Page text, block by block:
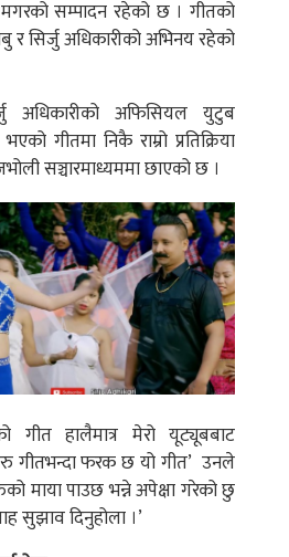
सम्पादन रहेको छ । गीतको
र सिर्जु अधिकारीको अभिनय रहेको
अधिकारीको अफिसियल युटुब
गीतमा निकै राम्रो प्रतिक्रिया
सञ्चारमाध्यममा छाएको छ ।
गीत हालैमात्र मेरो यूट्यूबबाट
गीतभन्दा फरक छ यो गीत’ उनले
माया पाउछ भन्ने अपेक्षा गरेको छु
सुझाव दिनुहोला ।’